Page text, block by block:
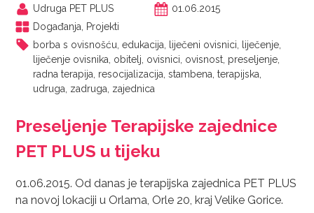
Udruga PET PLUS
01.06.2015
Događanja
Projekti
borba s ovisnošću ,edukacija liječeni ovisnici liječenje
liječenje ovisnika obitelj ovisnici ovisnost preseljenje
radna terapija resocijalizacija ,stambena ,terapijska
udruga zadruga zajednica
Preseljenje Terapijske zajednice
PET PLUS u tijeku
01.06.2015. Od danas je terapijska zajednica PET PLUS
na novoj lokaciji u Orlama, Orle 20, kraj Velike Gorice.